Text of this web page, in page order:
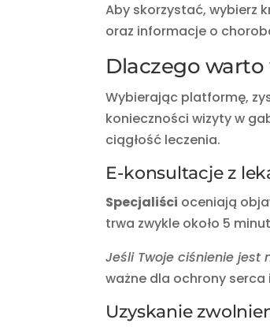
Aby skorzystać, wybierz
oraz informacje o
Dlaczego
Wybierając platformę,
konieczności wizyty w
ciągłość leczenia.
E-konsultacje z
Specjaliści oceniają
trwa zwykle około 5
Jeśli Twoje ciśnienie jest
ważne dla ochrony serca
Uzyskanie